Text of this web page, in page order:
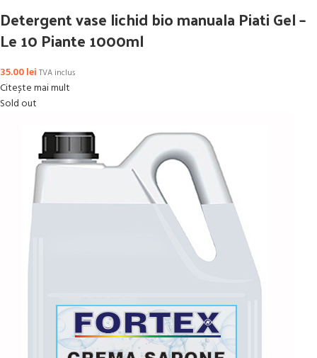
Detergent vase lichid bio manuala Piati Gel –
Le 10 Piante 1000ml
35.00lei TVA inclus
Citește mai mult
Sold out